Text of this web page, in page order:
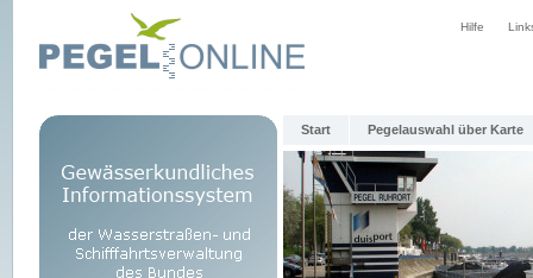
Hilfe
Start Pegelauswahl über Karte